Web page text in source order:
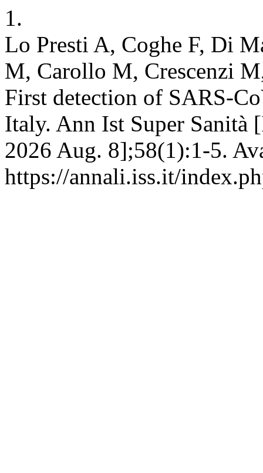
1.
Lo Presti A, Coghe F, Di
M, Carollo M, Crescenzi
First detection of SARS-
Italy. Ann Ist Super Sanità
2026 Aug. 8];58(1):1-5.
https://annali.iss.it/